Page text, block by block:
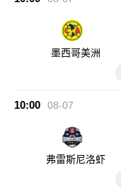
墨西哥美洲
10:00 08-07
弗雷斯尼洛虾